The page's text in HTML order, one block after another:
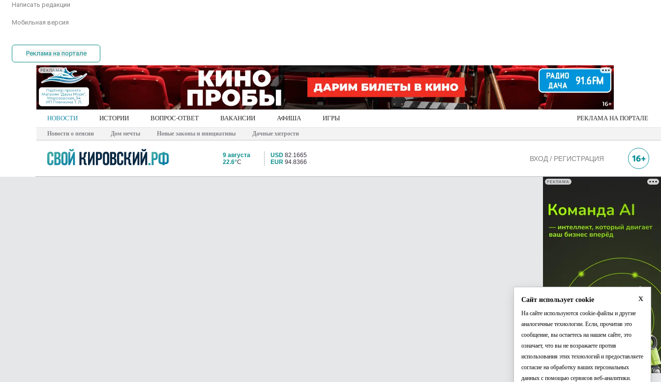
Написать редакции
Мобильная версия
Реклама на портале
РЕКЛАМА
НОВОСТИ ИСТОРИИ ВОПРОС-ОТВЕТ ВАКАНСИИ АФИША ИГРЫ РЕКЛАМА НА ПОРТАЛЕ
Новости о пенсии Дом мечты Новые законы и инициативы Дачные хитрости
9 августа
22.6°C
USD 82.1665
EUR 94.8366 ВХОД / РЕГИСТРАЦИЯ
РЕКЛАМА
x
Сайт использует cookie
На сайте используются cookie-файлы и другие
аналогичные технологии. Если, прочитав это
сообщение, вы остаетесь на нашем сайте, это
означает, что вы не возражаете против
использования этих технологий и предоставляете
согласие на обработку ваших персональных
данных с помощью сервисов веб-аналитики.